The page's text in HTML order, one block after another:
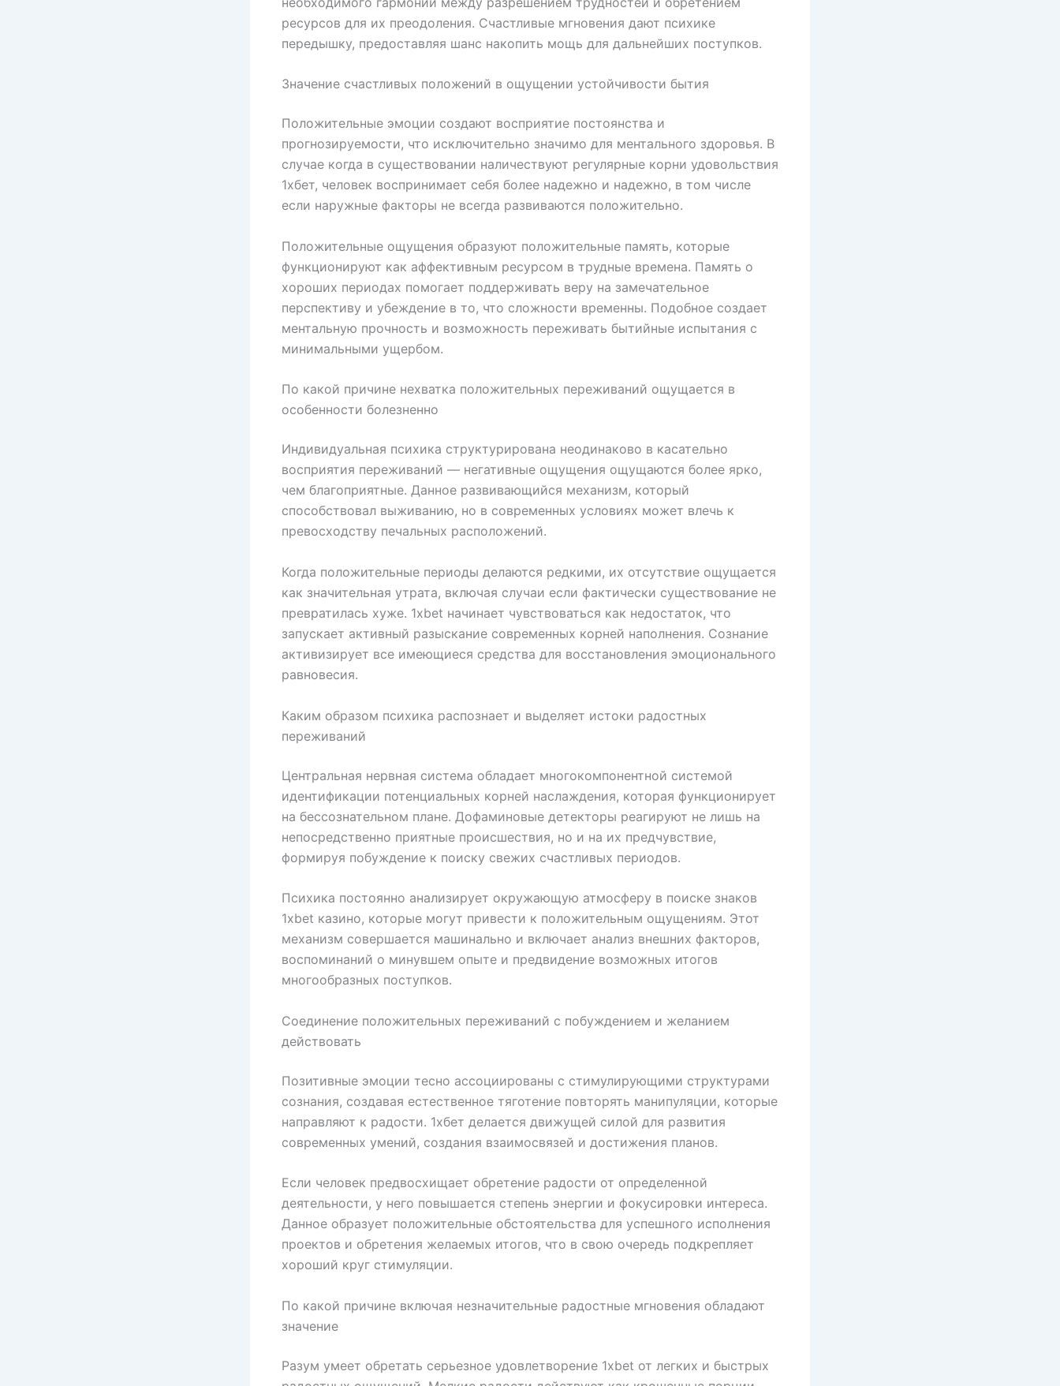
ресурсов для их преодоления. Счастливые мгновения дают психике
передышку, предоставляя шанс накопить мощь для дальнейших поступков.
Значение счастливых положений в ощущении устойчивости бытия
Положительные эмоции создают восприятие постоянства и
прогнозируемости, что исключительно значимо для ментального здоровья. В
случае когда в существовании наличествуют регулярные корни удовольствия
1хбет, человек воспринимает себя более надежно и надежно, в том числе
если наружные факторы не всегда развиваются положительно.
Положительные ощущения образуют положительные память, которые
функционируют как аффективным ресурсом в трудные времена. Память о
хороших периодах помогает поддерживать веру на замечательное
перспективу и убеждение в то, что сложности временны. Подобное создает
ментальную прочность и возможность переживать бытийные испытания с
минимальными ущербом.
По какой причине нехватка положительных переживаний ощущается в
особенности болезненно
Индивидуальная психика структурирована неодинаково в касательно
восприятия переживаний — негативные ощущения ощущаются более ярко,
чем благоприятные. Данное развивающийся механизм, который
способствовал выживанию, но в современных условиях может влечь к
превосходству печальных расположений.
Когда положительные периоды делаются редкими, их отсутствие ощущается
как значительная утрата, включая случаи если фактически существование не
превратилась хуже. 1xbet начинает чувствоваться как недостаток, что
запускает активный разыскание современных корней наполнения. Сознание
активизирует все имеющиеся средства для восстановления эмоционального
равновесия.
Каким образом психика распознает и выделяет истоки радостных
переживаний
Центральная нервная система обладает многокомпонентной системой
идентификации потенциальных корней наслаждения, которая функционирует
на бессознательном плане. Дофаминовые детекторы реагируют не лишь на
непосредственно приятные происшествия, но и на их предчувствие,
формируя побуждение к поиску свежих счастливых периодов.
Психика постоянно анализирует окружающую атмосферу в поиске знаков
1xbet казино, которые могут привести к положительным ощущениям. Этот
механизм совершается машинально и включает анализ внешних факторов,
воспоминаний о минувшем опыте и предвидение возможных итогов
многообразных поступков.
Соединение положительных переживаний с побуждением и желанием
действовать
Позитивные эмоции тесно ассоциированы с стимулирующими структурами
сознания, создавая естественное тяготение повторять манипуляции, которые
направляют к радости. 1хбет делается движущей силой для развития
современных умений, создания взаимосвязей и достижения планов.
Если человек предвосхищает обретение радости от определенной
деятельности, у него повышается степень энергии и фокусировки интереса.
Данное образует положительные обстоятельства для успешного исполнения
проектов и обретения желаемых итогов, что в свою очередь подкрепляет
хороший круг стимуляции.
По какой причине включая незначительные радостные мгновения обладают
значение
Разум умеет обретать серьезное удовлетворение 1xbet от легких и быстрых